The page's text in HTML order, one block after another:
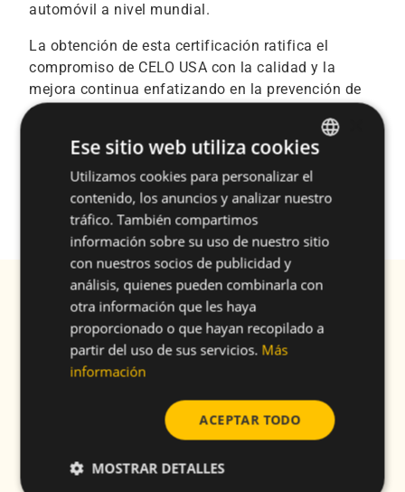
automóvil a nivel mundial.
La obtención de esta certificación ratifica el
compromiso de CELO USA con la calidad y la
mejora continua enfatizando en la prevención de
errores y en la reducción de defectos durante la
Puede descargarse directamente el certificado
IATF 16949:2016 certificate desde
Certificates section.
Subscríbase a nuestra Newsletter Reciba
información exclusiva y novedades
ENGLISH
SPANISH
FRENCH
Ese sitio web utiliza cookies
Utilizamos cookies para personalizar el
contenido, los anuncios y analizar nuestro
tráfico. También compartimos
información sobre su uso de nuestro sitio
con nuestros socios de publicidad y
análisis, quienes pueden combinarla con
otra información que les haya
proporcionado o que hayan recopilado a
partir del uso de sus servicios. Más
información
ACEPTAR TODO
MOSTRAR DETALLES